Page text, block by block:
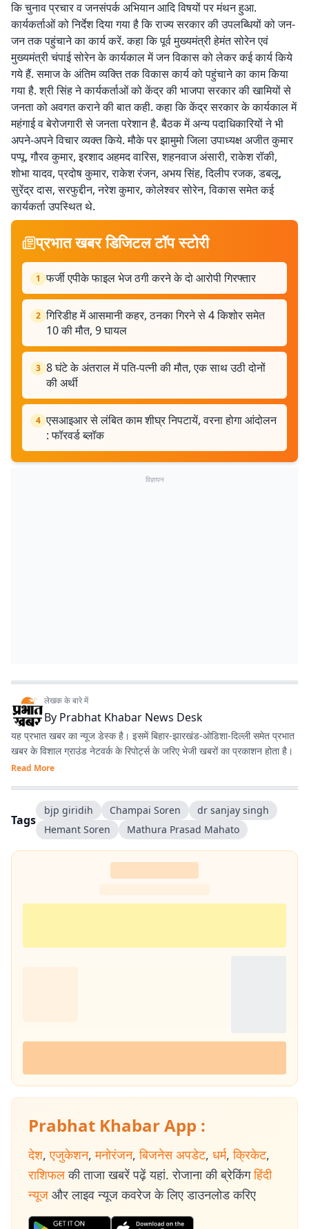
कि चुनाव प्रचार व जनसंपर्क अभियान आदि विषयों पर मंथन हुआ.
कार्यकर्ताओं को निर्देश दिया गया है कि राज्य सरकार की उपलब्धियों को जन-
जन तक पहुंचाने का कार्य करें. कहा कि पूर्व मुख्यमंत्री हेमंत सोरेन एवं
मुख्यमंत्री चंपाई सोरेन के कार्यकाल में जन विकास को लेकर कई कार्य किये
गये हैं. समाज के अंतिम व्यक्ति तक विकास कार्य को पहुंचाने का काम किया
गया है. श्री सिंह ने कार्यकर्ताओं को केंद्र की भाजपा सरकार की खामियों से
जनता को अवगत कराने की बात कही. कहा कि केंद्र सरकार के कार्यकाल में
महंगाई व बेरोजगारी से जनता परेशान है. बैठक में अन्य पदाधिकारियों ने भी
अपने-अपने विचार व्यक्त किये. मौके पर झामुमो जिला उपाध्यक्ष अजीत कुमार
पप्पू, गौरव कुमार, इरशाद अहमद वारिस, शहनवाज अंसारी, राकेश रॉकी,
शोभा यादव, प्रदोष कुमार, राकेश रंजन, अभय सिंह, दिलीप रजक, डबलू,
सुरेंद्र दास, सरफुद्दीन, नरेश कुमार, कोलेश्वर सोरेन, विकास समेत कई
कार्यकर्ता उपस्थित थे.
प्रभात खबर डिजिटल टॉप स्टोरी
1 फर्जी एपीके फाइल भेज ठगी करने के दो आरोपी गिरफ्तार
2 गिरिडीह में आसमानी कहर, ठनका गिरने से 4 किशोर समेत
10 की मौत, 9 घायल
3 8 घंटे के अंतराल में पति-पत्नी की मौत, एक साथ उठी दोनों
की अर्थी
4 एसआइआर से लंबित काम शीघ्र निपटायें, वरना होगा आंदोलन
: फॉरवर्ड ब्लॉक
विज्ञापन
लेखक के बारे में
By Prabhat Khabar News Desk
यह प्रभात खबर का न्यूज डेस्क है। इसमें बिहार-झारखंड-ओडिशा-दिल्‍ली समेत प्रभात
खबर के विशाल ग्राउंड नेटवर्क के रिपोर्ट्स के जरिए भेजी खबरों का प्रकाशन होता है।
Read More
Tags
bjp giridih Champai Soren
dr sanjay singh
Hemant Soren
Mathura Prasad Mahato
Prabhat Khabar App :
देश, एजुकेशन, मनोरंजन, बिजनेस अपडेट, धर्म, क्रिकेट,
राशिफल की ताजा खबरें पढ़ें यहां. रोजाना की ब्रेकिंग हिंदी
न्यूज और लाइव न्यूज कवरेज के लिए डाउनलोड करिए